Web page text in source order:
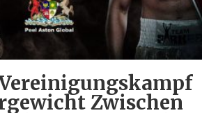
Zwischen